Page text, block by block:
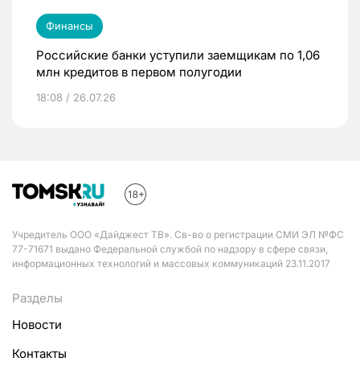
Финансы
Российские банки уступили заемщикам по 1,06
млн кредитов в первом полугодии
18:08 / 26.07.26
Учредитель ООО «Дайджест ТВ». Св-во о регистрации СМИ ЭЛ №ФС
77-71671 выдано Федеральной службой по надзору в сфере связи,
информационных технологий и массовых коммуникаций 23.11.2017
Разделы
Новости
Контакты